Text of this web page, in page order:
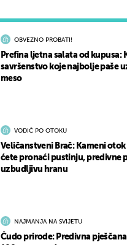
OBVEZNO PROBATI!
Prefina ljetna salata od kupusa:
savršenstvo koje najbolje paše
meso
VODIČ PO OTOKU
Veličanstveni Brač: Kameni otok
ćete pronaći pustinju, predivne
uzbudljivu hranu
NAJMANJA NA SVIJETU
Čudo prirode: Predivna